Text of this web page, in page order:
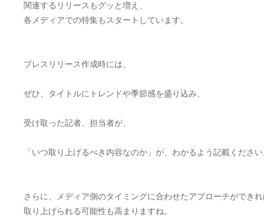
関連するリリースもグッと増え、
各メディアでの特集もスタートしています。
プレスリリース作成時には、
ぜひ、タイトルにトレンドや季節感を盛り込み、
受け取った記者、担当者が、
「いつ取り上げるべき内容なのか」が、わかるよう記載くださ
さらに、メディア側のタイミングに合わせたアプローチができ
取り上げられる可能性も高まりますね。